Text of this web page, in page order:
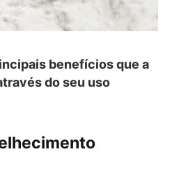
benefícios que a
do seu uso